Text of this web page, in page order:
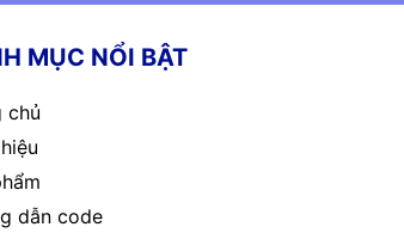
MỤC NỔI BẬT
chủ
dẫn code